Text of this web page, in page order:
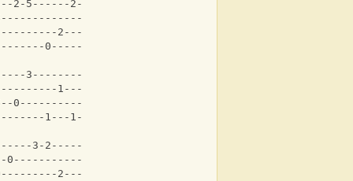
2-5------2--||
||
2---*||
0-----*||
3--------|
1---|
0----------|
1---1-|
3-2-----3-|
0-------------|
2-----|